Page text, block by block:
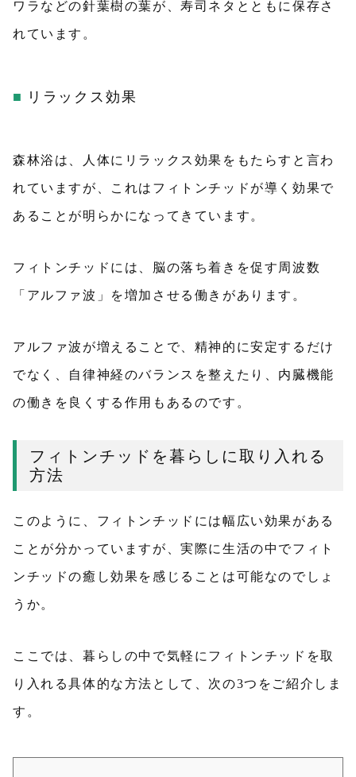
ワラなどの針葉樹の葉が、寿司ネタとともに保存さ
れています。
リラックス効果
森林浴は、人体にリラックス効果をもたらすと言わ
れていますが、これはフィトンチッドが導く効果で
あることが明らかになってきています。
フィトンチッドには、脳の落ち着きを促す周波数
「アルファ波」を増加させる働きがあります。
アルファ波が増えることで、精神的に安定するだけ
でなく、自律神経のバランスを整えたり、内臓機能
の働きを良くする作用もあるのです。
フィトンチッドを暮らしに取り入れる
方法
このように、フィトンチッドには幅広い効果がある
ことが分かっていますが、実際に生活の中でフィト
ンチッドの癒し効果を感じることは可能なのでしょ
うか。
ここでは、暮らしの中で気軽にフィトンチッドを取
り入れる具体的な方法として、次の3つをご紹介しま
す。